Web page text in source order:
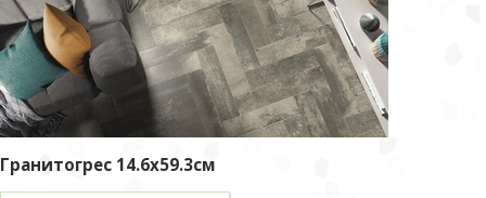
Гранитогрес 14.6x59.3см